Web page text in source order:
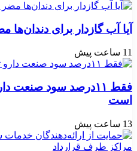
آیا آب گازدار برای
11 ساعت پیش
فقط ۱۱‌درصد سود صنعت
است
13 ساعت پیش